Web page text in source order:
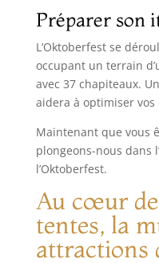
Préparer son
L’Oktoberfest se
occupant un terrain
avec 37 chapiteaux.
aidera à optimiser
Maintenant que vous
plongeons-nous dans
l’Oktoberfest.
Au cœur
tentes, la
attractions